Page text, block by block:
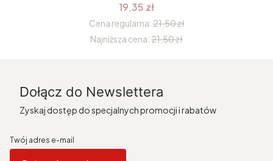
19,35 zł
Cena regularna:21,50 zł
Najniższa cena:21,50 zł
Dołącz do Newslettera
Zyskaj dostęp do specjalnych promocji i rabatów
Twój adres e-mail